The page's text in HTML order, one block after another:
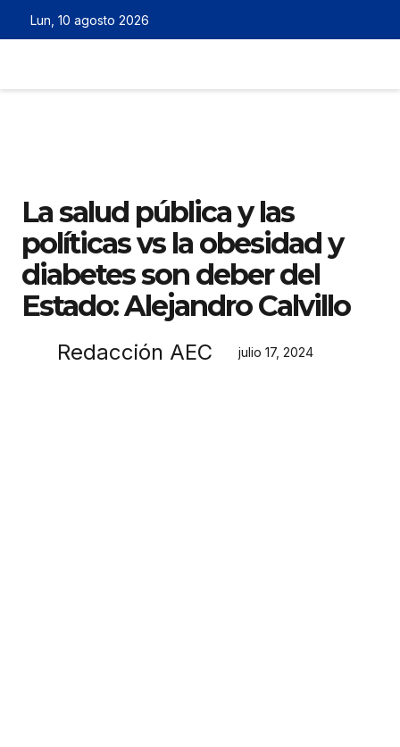
Lun, 10 agosto 2026
La salud pública y las
políticas vs la obesidad y
diabetes son deber del
Estado: Alejandro Calvillo
Redacción AEC julio 17, 2024